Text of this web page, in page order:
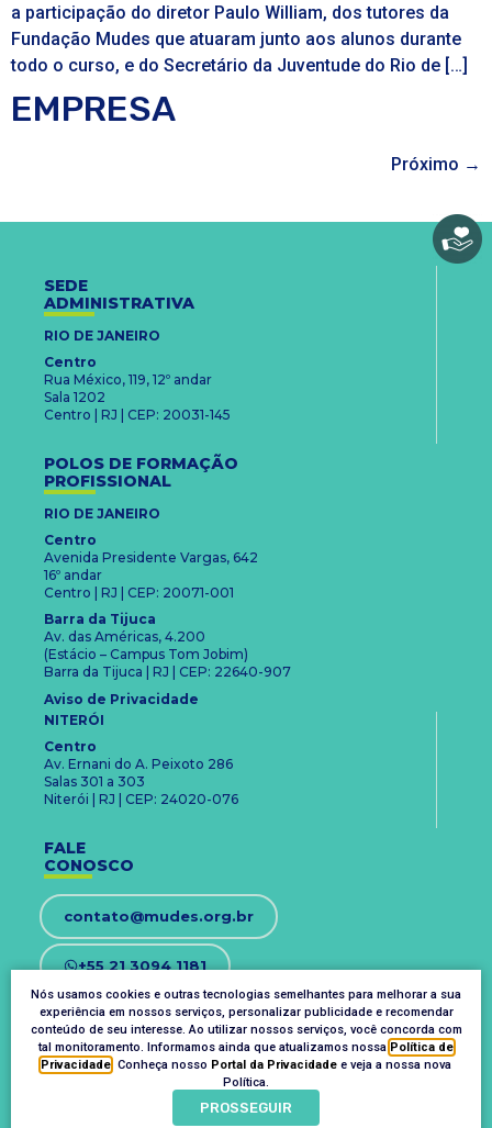
a participação do diretor Paulo William, dos tutores da
Fundação Mudes que atuaram junto aos alunos durante
todo o curso, e do Secretário da Juventude do Rio de […]
EMPRESA
Próximo →
SEDE
ADMINISTRATIVA
RIO DE JANEIRO
Centro
Rua México, 119, 12º andar
Sala 1202
Centro | RJ | CEP: 20031-145
POLOS DE FORMAÇÃO
PROFISSIONAL
RIO DE JANEIRO
Centro
Avenida Presidente Vargas, 642
16º andar
Centro | RJ | CEP: 20071-001
Barra da Tijuca
Av. das Américas, 4.200
(Estácio – Campus Tom Jobim)
Barra da Tijuca | RJ | CEP: 22640-907
Aviso de Privacidade
NITERÓI
Centro
Av. Ernani do A. Peixoto 286
Salas 301 a 303
Niterói | RJ | CEP: 24020-076
FALE
CONOSCO
contato@mudes.org.br
+55 21 3094 1181
OUVIDORIA
ouvidoria@mudes.org.br
Nós usamos cookies e outras tecnologias semelhantes para melhorar a sua
experiência em nossos serviços, personalizar publicidade e recomendar
conteúdo de seu interesse. Ao utilizar nossos serviços, você concorda com
tal monitoramento. Informamos ainda que atualizamos nossa Política de
Privacidade . Conheça nosso Portal da Privacidade e veja a nossa nova
Política.
PROSSEGUIR